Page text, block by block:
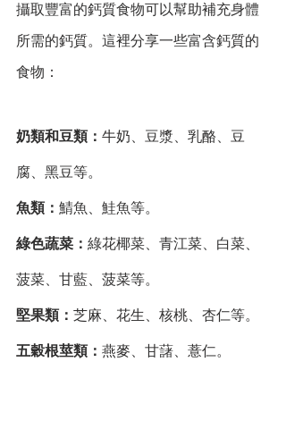
攝取豐富的鈣質食物可以幫助補充身體
所需的鈣質。這裡分享一些富含鈣質的
食物：
奶類和豆類： 牛奶、豆漿、乳酪、豆
腐、黑豆等。
魚類： 鯖魚、鮭魚等。
綠色蔬菜： 綠花椰菜、青江菜、白菜、
菠菜、甘藍、菠菜等。
堅果類： 芝麻、花生、核桃、杏仁等。
五穀根莖類： 燕麥、甘藷、薏仁。